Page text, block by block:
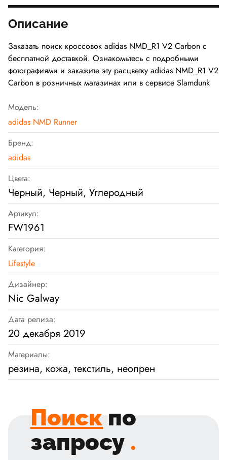
Описание
Заказать поиск кроссовок adidas NMD_R1 V2 Carbon с
бесплатной доставкой. Ознакомьтесь с подробными
фотографиями и закажите эту расцветку adidas NMD_R1 V2
Carbon в розничных магазинах или в сервисе Slamdunk
Модель:
adidas NMD Runner
Бренд:
adidas
Цвета:
Черный, Черный, Углеродный
Артикул:
FW1961
Категория:
Lifestyle
Дизайнер:
Nic Galway
Дата релиза:
20 декабря 2019
Материалы:
резина, кожа, текстиль, неопрен
Поиск по
запросу .